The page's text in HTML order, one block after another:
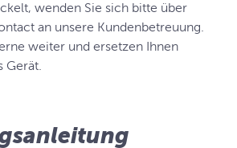
wenden Sie sich bitte über
an unsere Kundenbetreuung.
weiter und ersetzen Ihnen
Gerät.